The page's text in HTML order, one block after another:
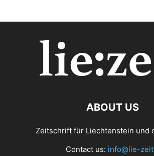
ABOUT US
Zeitschrift für Liechtenstein und
Contact us: info@lie-